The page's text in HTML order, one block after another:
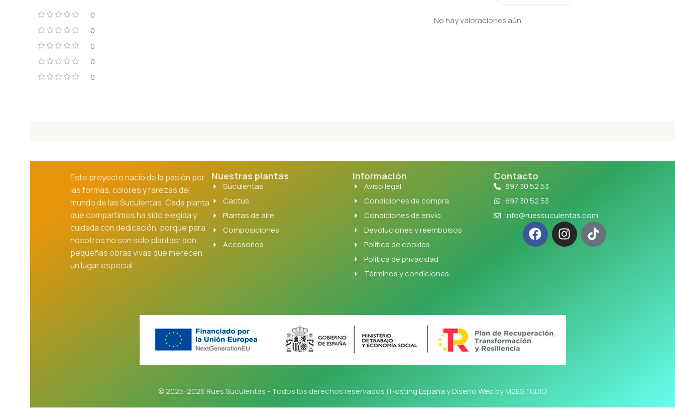
0
0
0
0
0
No hay valoraciones aún.
Este proyecto nació de la pasión por
las formas, colores y rarezas del
mundo de las Suculentas. Cada planta
que compartimos ha sido elegida y
cuidada con dedicación, porque para
nosotros no son solo plantas: son
pequeñas obras vivas que merecen
un lugar especial.
Nuestras plantas
Suculentas
Cactus
Plantas de aire
Composiciones
Accesorios
Información
Aviso legal
Condiciones de compra
Condiciones de envío
Devoluciones y reembolsos
Política de cookies
Política de privacidad
Términos y condiciones
Contacto
697 30 52 53
697 30 52 53
info@ruessuculentas.com
© 2025-2026 Rues Suculentas - Todos los derechos reservados |Hosting España y Diseño Webby M2ESTUDIO